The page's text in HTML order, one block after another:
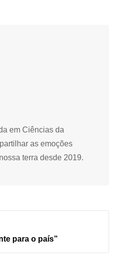
em Ciências da
as emoções
terra desde 2019.
para o país”